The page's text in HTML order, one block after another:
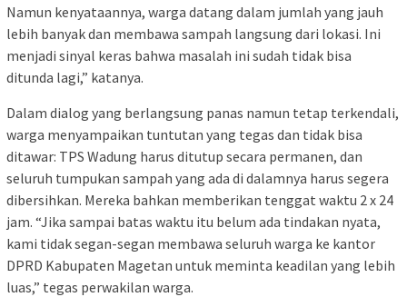
Namun kenyataannya, warga datang dalam jumlah yang jauh
lebih banyak dan membawa sampah langsung dari lokasi. Ini
menjadi sinyal keras bahwa masalah ini sudah tidak bisa
ditunda lagi,” katanya.
Dalam dialog yang berlangsung panas namun tetap terkendali,
warga menyampaikan tuntutan yang tegas dan tidak bisa
ditawar: TPS Wadung harus ditutup secara permanen, dan
seluruh tumpukan sampah yang ada di dalamnya harus segera
dibersihkan. Mereka bahkan memberikan tenggat waktu 2 x 24
jam. “Jika sampai batas waktu itu belum ada tindakan nyata,
kami tidak segan-segan membawa seluruh warga ke kantor
DPRD Kabupaten Magetan untuk meminta keadilan yang lebih
luas,” tegas perwakilan warga.